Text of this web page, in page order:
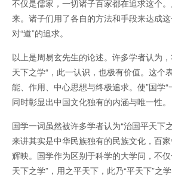
不仅是儒家，一切诸子百家都在追求这个
来。诸子们用了各自的方法和手段来达成
对“道”的追求。
以上是周易玄先生的论述。许多学者认为，
天下之学“，此一认识，也极有价值。这个
能、作用、中心思想与终极追求。使”国学“
同时彰显出中国文化独有的内涵与唯一性。
国学一词虽然被许多学者认为“治国平天下
来讲其实是中华民族独有的民族文化，百
辉映。国学作为区别于科学的大学问，不
天下之学”，用之平天下，此乃“平天下”之